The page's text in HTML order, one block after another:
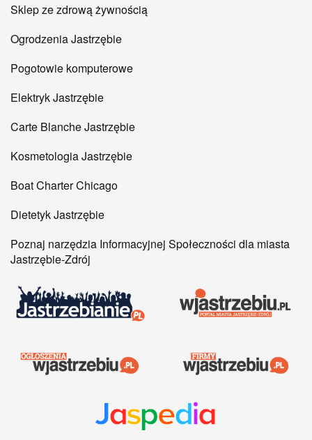
Sklep ze zdrową żywnością
Ogrodzenia Jastrzębie
Pogotowie komputerowe
Elektryk Jastrzębie
Carte Blanche Jastrzębie
Kosmetologia Jastrzębie
Boat Charter Chicago
Dietetyk Jastrzębie
Poznaj narzędzia Informacyjnej Społeczności dla miasta
Jastrzębie-Zdrój